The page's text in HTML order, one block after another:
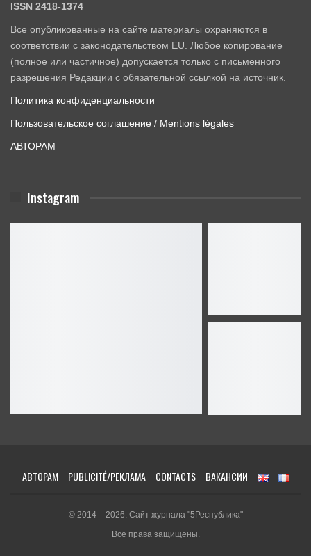
ISSN 2418-1374
Все опубликованные на сайте материалы охраняются в
соответствии с законодательством EU. Любое копирование
(полное или частичное) допускается только с письменного
разрешения Редакции с обязательной ссылкой на источник.
Политика конфиденциальности
Пользовательское соглашение / Mentions légales
АВТОРАМ
Instagram
АВТОРАМ PUBLICITÉ/РЕКЛАМА CONTACTS ВАКАНСИИ
© 2014 – 2026. Сайт журнала "5Республика"
Все права защищены.